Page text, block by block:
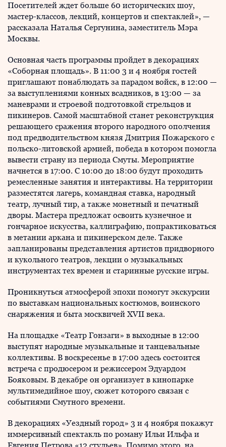
Посетителей ждет больше 60 исторических шоу,
мастер-классов, лекций, концертов и спектаклей», —
рассказала Наталья Сергунина, заместитель Мэра
Москвы.
Основная часть программы пройдет в декорациях
«Соборная площадь». В 11:00 3 и 4 ноября гостей
приглашают понаблюдать за парадом войск, в 12:00 —
за выступлениями конных всадников, в 13:00 — за
маневрами и строевой подготовкой стрельцов и
пикинеров. Самой масштабной станет реконструкция
решающего сражения второго народного ополчения
под предводительством князя Дмитрия Пожарского с
польско-литовской армией, победа в котором помогла
вывести страну из периода Смуты. Мероприятие
начнется в 17:00. С 10:00 до 18:00 будут проходить
ремесленные занятия и интерактивы. На территории
разместятся лагерь, командная ставка, народный
театр, лучный тир, а также монетный и печатный
дворы. Мастера предложат освоить кузнечное и
гончарное искусства, каллиграфию, попрактиковаться
в метании аркана и пикинерском деле. Также
запланированы представления артистов придворного
и кукольного театров, лекции о музыкальных
инструментах тех времен и старинные русские игры.
Проникнуться атмосферой эпохи помогут экскурсии
по выставкам национальных костюмов, воинского
снаряжения и быта москвичей XVII века.
На площадке «Театр Гонзаги» в выходные в 12:00
выступят народные музыкальные и танцевальные
коллективы. В воскресенье в 17:00 здесь состоится
встреча с продюсером и режиссером Эдуардом
Бояковым. В декабре он организует в кинопарке
мультимедийное шоу, сюжет которого связан с
событиями Смутного времени.
В декорациях «Уездный город» 3 и 4 ноября покажут
иммерсивный спектакль по роману Ильи Ильфа и